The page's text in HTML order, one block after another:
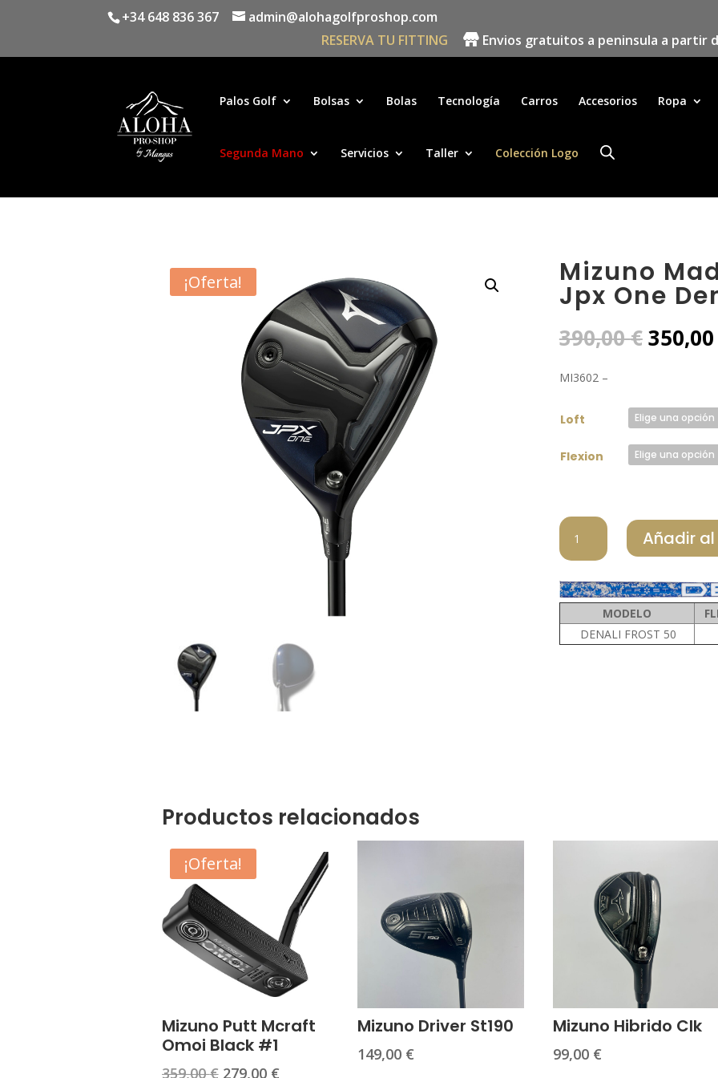
+34 648 836 367
admin@alohagolfproshop.com
RESERVA TU FITTING
Envios gratuitos a peninsula a partir
Palos Golf Bolsas Bolas Tecnología Carros Accesorios Ropa
Segunda Mano Servicios Taller Colección Logo
¡Oferta! Mizuno
Jpx One
390,00€El
precio
390,00
350,00
MI3602 –
Loft
Flexion
MIZUNO
MADERA
DE
CALLE
JPX
DENALI
Añadir
MODELO
DENALI FROST 50
Productos relacionados
¡Oferta!
Mizuno Putt Mcraft
Omoi Black #1
359,00€ El
279,00 €El
Mizuno Driver St190
149,00 €
Mizuno Hibrido Clk
99,00 €